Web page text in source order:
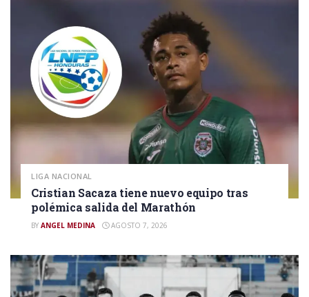
LIGA NACIONAL
Cristian Sacaza tiene nuevo equipo tras
polémica salida del Marathón
BY ANGEL MEDINA AGOSTO 7, 2026